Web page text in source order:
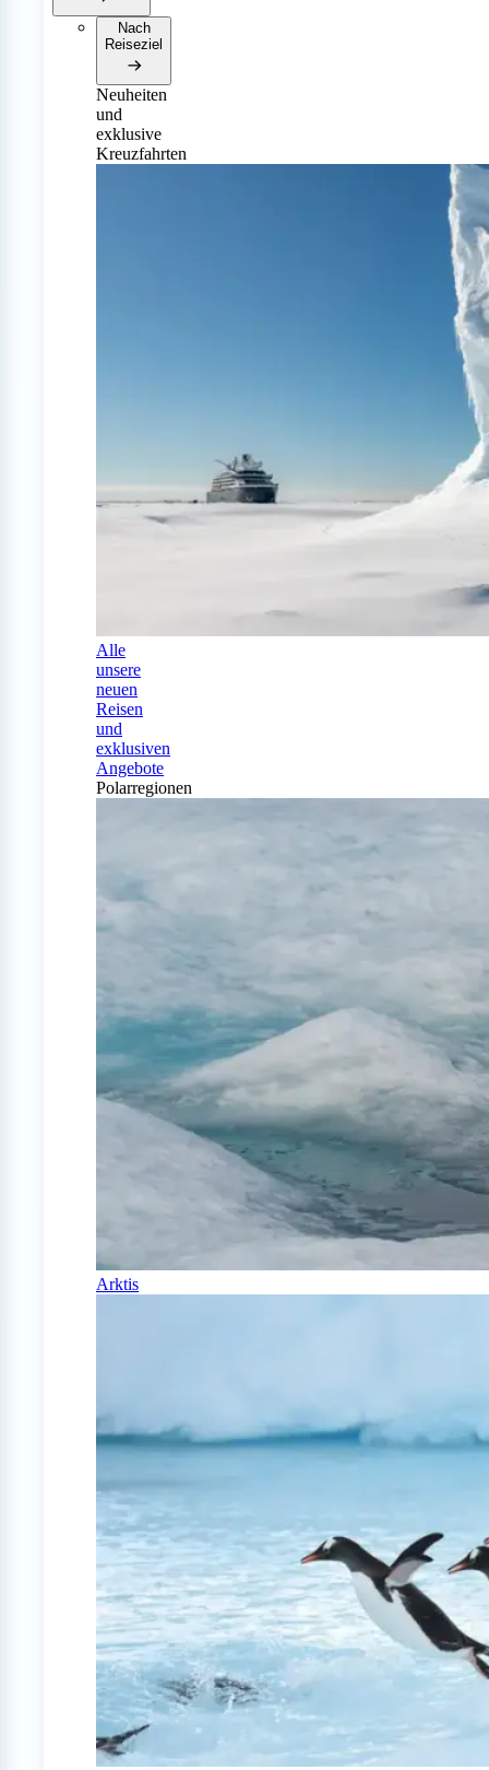
Nach
Reiseziel
Neuheiten
und
exklusive
Kreuzfahrten
Alle
unsere
neuen
Reisen
und
exklusiven
Angebote
Polarregionen
Arktis